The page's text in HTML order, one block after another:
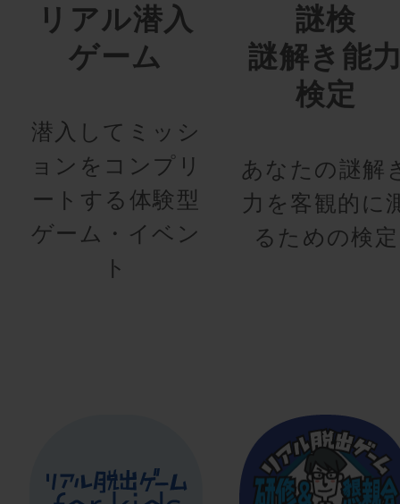
リアル潜入
ゲーム
潜入してミッシ
ョンをコンプリ
ートする体験型
ゲーム・イベン
ト
謎検
謎解き能
検定
あなたの謎解
力を客観的に
るための検定